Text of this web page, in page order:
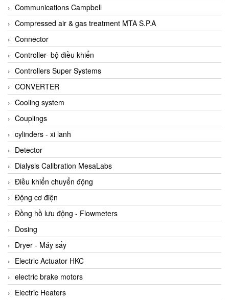
AKO Armaturen & Separationstechnik Vietnam
AKUSENSE
ALA OFFICINE SPA
Albrecht-Automatik Viet Nam
Allen Bradley Vietnam
Alpha Moisture Vietnam
Alpha-Achem Vietnam
Alphino
ALRE-IT Vietnam
Altech
Amarillo Gear
Ametek
AMPTRON Vietnam
AND Vietnam
ANDERSON-NEGELE
ANDILOG Technologies Vietnam
Anritsu
ANTEC S.A
Antico pumps
Communications Campbell
Compressed air & gas treatment MTA S.P.A
Connector
Controller- bộ điều khiển
Controllers Super Systems
CONVERTER
Cooling system
Couplings
cylinders - xi lanh
Detector
Dialysis Calibration MesaLabs
Điều khiển chuyển động
Động cơ điện
Đồng hồ lưu động - Flowmeters
Dosing
Dryer - Máy sấy
Electric Actuator HKC
electric brake motors
Electric Heaters